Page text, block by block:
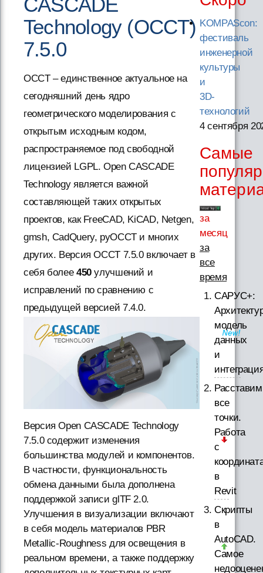
Technology (OCCT)
7.5.0
OCCT – единственное актуальное на
сегодняшний день ядро
геометрического моделирования с
открытым исходным кодом,
распространяемое под свободной
лицензией LGPL. Open CASCADE
Technology является важной
составляющей таких открытых
проектов, как FreeCAD, KiCAD, Netgen,
gmsh, CadQuery, pyOCCT и многих
других. Версия OCCT 7.5.0 включает в
себя более 450улучшений и
исправлений по сравнению с
предыдущей версией 7.4.0.
Версия Open CASCADE Technology
7.5.0 содержит изменения
большинства модулей и компонентов.
В частности, функциональность
обмена данными была дополнена
поддержкой записи glTF 2.0.
Улучшения в визуализации включают
в себя модель материалов PBR
Metallic-Roughness для освещения в
реальном времени, а также поддержку
KOMPAScon:
фестиваль
инженерной
культуры
и
3D-
технологий
4 сентября
Самые
за
месяц
за
все
время
САРУС+:
модель
данных
и
Расставим
все
точки.
Работа
с
в
Revit
Скрипты
в
AutoCAD.
Самое